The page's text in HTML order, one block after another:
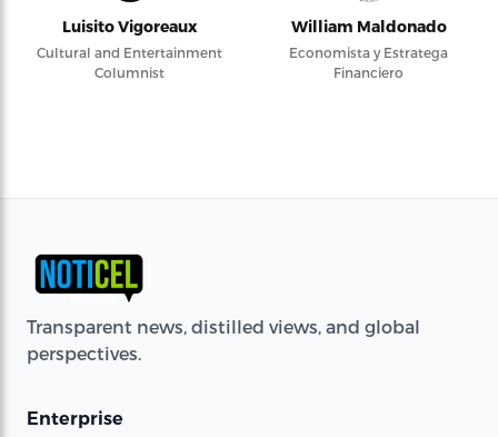
Luisito Vigoreaux
Cultural and Entertainment
Columnist
William Maldonado
Economista y Estratega
Financiero
Transparent news, distilled views, and global
perspectives.
Enterprise